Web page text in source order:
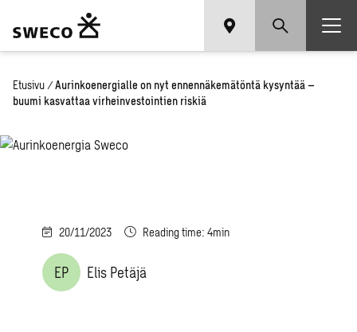
Etusivu / Aurinkoenergialle on nyt ennennäkemätöntä kysyntää –
buumi kasvattaa virheinvestointien riskiä
20/11/2023 Reading time: 4min
EP Elis Petäjä